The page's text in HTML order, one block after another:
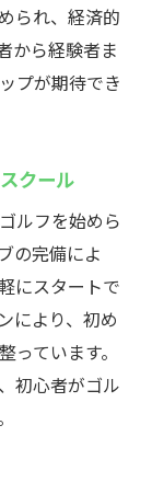
られ、経済的
から経験者ま
プが期待でき
クール
ルフを始めら
の完備によ
にスタートで
により、初め
ています。
初心者がゴル